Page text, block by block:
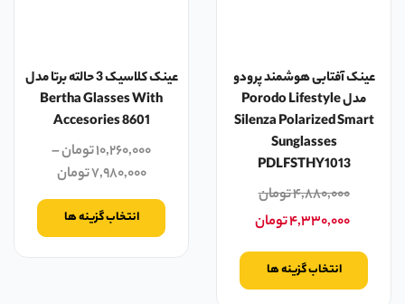
عینک آفتابی هوشمند پرودو
مدل Porodo Lifestyle
Silenza Polarized Smart
Sunglasses
PDLFSTHY1013
۴,۸۸۰,۰۰۰تومان
۴,۳۳۰,۰۰۰تومان
انتخاب گزینه ها
عینک کلاسیک 3 حالته برتا مدل
Bertha Glasses With
Accesories 8601
۱۰,۲۶۰,۰۰۰تومان–
۷,۹۸۰,۰۰۰تومان
انتخاب گزینه ها